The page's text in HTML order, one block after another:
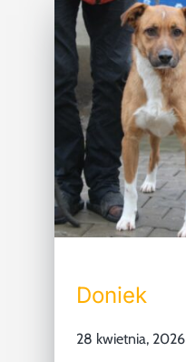
Doniek
28 kwietnia, 2026